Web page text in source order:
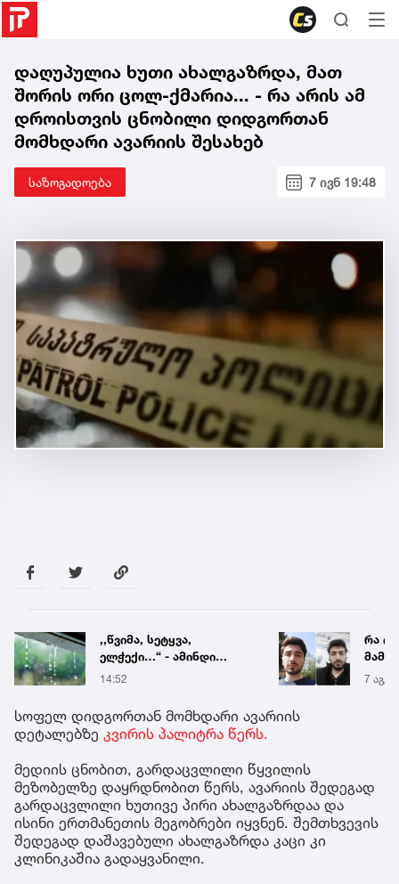
დაღუპულია ხუთი ახალგაზრდა, მათ
შორის ორი ცოლ-ქმარია... - რა არის ამ
დროისთვის ცნობილი დიდგორთან
მომხდარი ავარიის შესახებ
საზოგადოება 7 ივნ 19:48
რა ისმის ნია იმნაძისა და
მამამისის ფარული
ჩანაწერიდან - გიგა
საქმე
7 აგვ 19:56 25
სოფელ დიდგორთან მომხდარი ავარიის
დეტალებზე კვირის პალიტრა წერს.
მედიის ცნობით, გარდაცვლილი წყვილის
მეზობელზე დაყრდნობით წერს, ავარიის შედეგად
გარდაცვლილი ხუთივე პირი ახალგაზრდაა და
ისინი ერთმანეთის მეგობრები იყვნენ. შემთხვევის
შედეგად დაშავებული ახალგაზრდა კაცი კი
კლინიკაშია გადაყვანილი.